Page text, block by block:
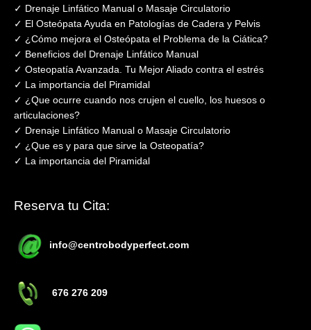
✓ Drenaje Linfático Manual o Masaje Circulatorio
✓ El Osteópata Ayuda en Patologías de Cadera y Pelvis
✓ ¿Cómo mejora el Osteópata el Problema de la Ciática?
✓ Beneficios del Drenaje Linfático Manual
✓ Osteopatía Avanzada. Tu Mejor Aliado contra el estrés
✓ La importancia del Piramidal
✓ ¿Que ocurre cuando nos crujen el cuello, los huesos o
articulaciones?
✓ Drenaje Linfático Manual o Masaje Circulatorio
✓ ¿Que es y para que sirve la Osteopatía?
✓ La importancia del Piramidal
Reserva tu Cita:
info@centrobodyperfect.com
676 276 209